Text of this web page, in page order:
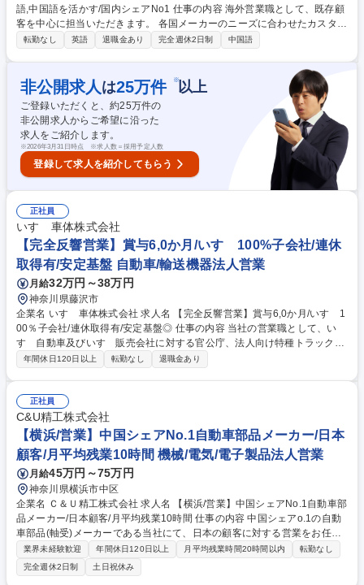
語,中国語を活かす/国内シェアNo1 仕事の内容 海外営業職として、既存顧
客を中心に担当いただきます。 各国メーカーのニーズに合わせたカスタム
製品を提案し、設計～納入までをフォローします。 【具体的には】 ■既存
顧客への問い合わせ対応(飛び込み営業なし) ■技術部門との連携によるカ
スタム製品提案・納期調整 ■貿易関連業務(輸出書類作成、発送依頼、納期
調整 など) ■社内アシスタントとの連携による受注・売上処理、集計業務
募集職種 【海外営業/横浜】業界経験者向け/英語,中国語を活かす/国内シェ
アNo1
転勤なし 英語 退職金あり 完全週休2日制 中国語
非公開求人 は25万件 ※以上
ご登録いただくと、約25万件の
非公開求人からご希望に沿った
求人をご紹介します。
※2026年3月31日時点 ※求人数＝採用予定人数
登録して求人を紹介してもらう
正社員
いすゞ車体株式会社
【完全反響営業】賞与6,0か月/いすゞ100%子会社/連休
取得有/安定基盤 自動車/輸送機器法人営業
月給32万円～38万円
神奈川県藤沢市
企業名 いすゞ車体株式会社 求人名 【完全反響営業】賞与6,0か月/いすゞ1
00％子会社/連休取得有/安定基盤◎ 仕事の内容 当社の営業職として、い
すゞ自動車及びいすゞ販売会社に対する官公庁、法人向け特種トラックの
受発注、納期管理、購入･売上業務を任せいたします！ 【業務内容詳細】
■販売会社への進捗確認、ボディメーカーへの交渉 ■見積書の作成 ■納車立
ち合い 募集職種 【完全反響営業】賞与6,0か月/いすゞ100％子会社/連休取
得有/安定基盤◎
年間休日120日以上 転勤なし 退職金あり
正社員
C&U精工株式会社
【横浜/営業】中国シェアNo.1自動車部品メーカー/日本
顧客/月平均残業10時間 機械/電気/電子製品法人営業
月給45万円～75万円
神奈川県横浜市中区
企業名 Ｃ＆Ｕ精工株式会社 求人名 【横浜/営業】中国シェアNo.1自動車部
品メーカー/日本顧客/月平均残業10時間 仕事の内容 中国シェアo.1の自動
車部品(軸受)メーカーである当社にて、日本の顧客に対する営業をお任せ
します。 ＜＜軸受(ベアリング)とは＞＞自動車含む産業機械に欠かせない
部品で、滑らかに効率よく回転する精密機械部品 【商品】高品質なC＆U
ブランドの軸受、日本製に負けない高品質で低コストな製品を提供してい
業界未経験歓迎 年間休日120日以上 月平均残業時間20時間以内
転勤なし
完全週休2日制
土日祝休み